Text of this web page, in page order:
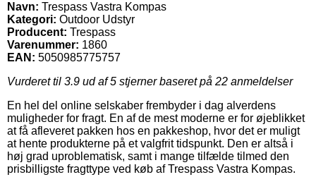
Navn: Trespass Vastra Kompas
Kategori: Outdoor Udstyr
Producent: Trespass
Varenummer: 1860
EAN: 5050985775757
Vurderet til 3.9 ud af 5 stjerner baseret på 22 anmeldelser
En hel del online selskaber frembyder i dag alverdens
muligheder for fragt. En af de mest moderne er for øjeblikket
at få afleveret pakken hos en pakkeshop, hvor det er muligt
at hente produkterne på et valgfrit tidspunkt. Den er altså i
høj grad uproblematisk, samt i mange tilfælde tilmed den
prisbilligste fragttype ved køb af Trespass Vastra Kompas.